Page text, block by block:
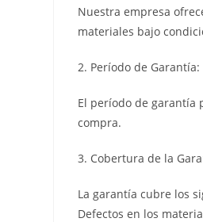
Nuestra empresa
materiales bajo
2. Período de Garantía:
El período de garantía
compra.
3. Cobertura de la
La garantía cubre los
Defectos en los